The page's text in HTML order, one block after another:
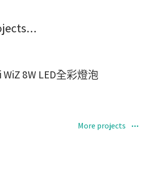
WiZ 8W LED全彩燈泡
More projects